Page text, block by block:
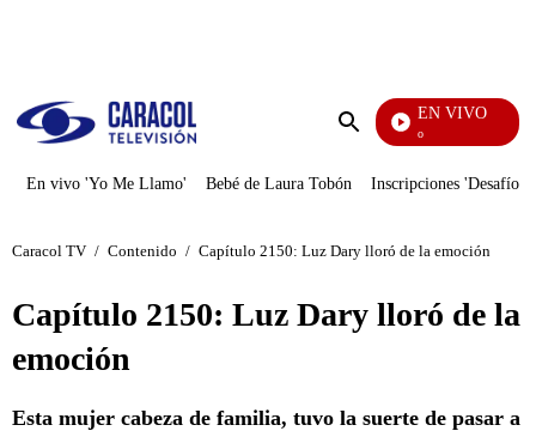
Enviar
EN VIVO
Rafael Orozco
En vivo 'Yo Me Llamo' Bebé de Laura Tobón Inscripciones 'Desafío'
Caracol TV / Contenido / Capítulo 2150: Luz Dary lloró de la emoción
Capítulo 2150: Luz Dary lloró de la
emoción
Esta mujer cabeza de familia, tuvo la suerte de pasar a